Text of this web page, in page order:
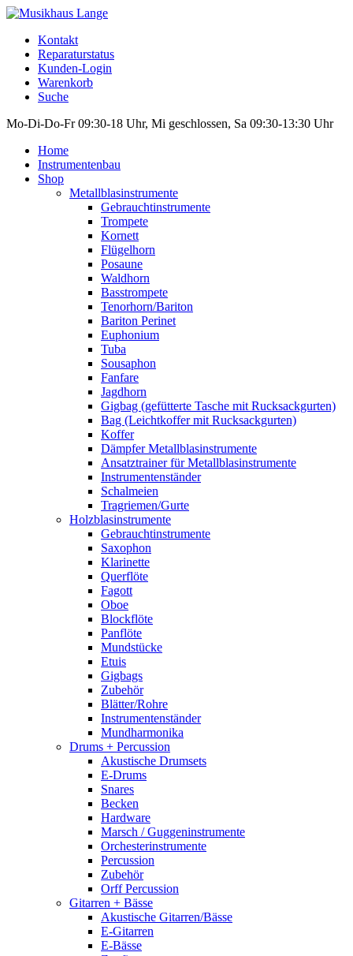
Kontakt
Reparaturstatus
Kunden-Login
Warenkorb
Suche
Mo-Di-Do-Fr 09:30-18 Uhr, Mi geschlossen, Sa 09:30-13:30 Uhr
Home
Instrumentenbau
Shop
Metallblasinstrumente
Gebrauchtinstrumente
Trompete
Kornett
Flügelhorn
Posaune
Waldhorn
Basstrompete
Tenorhorn/Bariton
Bariton Perinet
Euphonium
Tuba
Sousaphon
Fanfare
Jagdhorn
Gigbag (gefütterte Tasche mit Rucksackgurten)
Bag (Leichtkoffer mit Rucksackgurten)
Koffer
Dämpfer Metallblasinstrumente
Ansatztrainer für Metallblasinstrumente
Instrumentenständer
Schalmeien
Tragriemen/Gurte
Holzblasinstrumente
Gebrauchtinstrumente
Saxophon
Klarinette
Querflöte
Fagott
Oboe
Blockflöte
Panflöte
Mundstücke
Etuis
Gigbags
Zubehör
Blätter/Rohre
Instrumentenständer
Mundharmonika
Drums + Percussion
Akustische Drumsets
E-Drums
Snares
Becken
Hardware
Marsch / Guggeninstrumente
Orchesterinstrumente
Percussion
Zubehör
Orff Percussion
Gitarren + Bässe
Akustische Gitarren/Bässe
E-Gitarren
E-Bässe